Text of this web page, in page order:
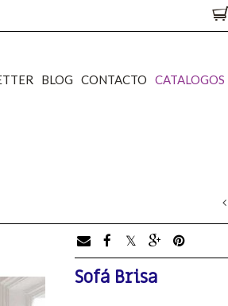
BLOG CONTACTO CATALOGOS
Sofá Brisa